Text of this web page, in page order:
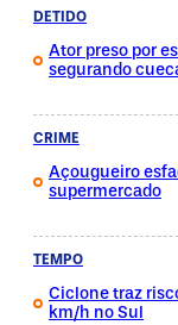
DETIDO
Ator preso por
segurando
CRIME
Açougueiro
supermercado
TEMPO
Ciclone traz
km/h no Sul